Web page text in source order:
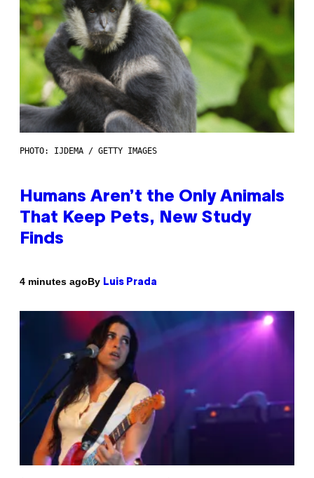
PHOTO: IJDEMA / GETTY IMAGES
Humans Aren’t the Only Animals
That Keep Pets, New Study
Finds
4 minutes agoBy Luis Prada